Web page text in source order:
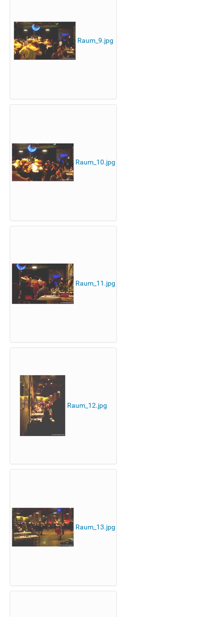
Raum_9.jpg
Raum_10.jpg
Raum_11.jpg
Raum_12.jpg
Raum_13.jpg